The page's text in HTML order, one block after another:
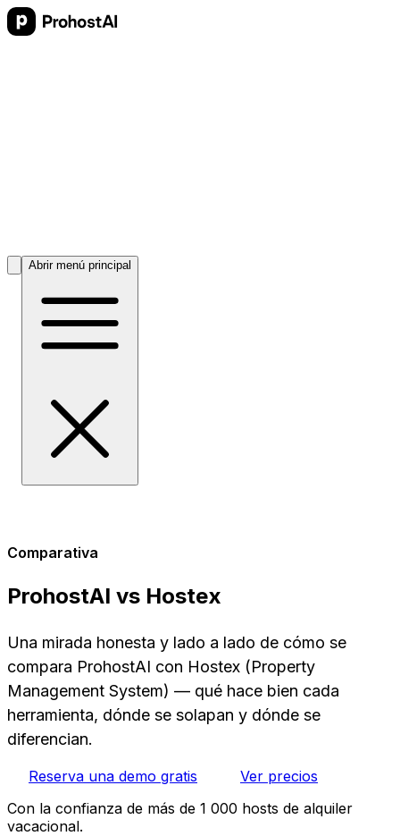
Abrir menú principal
Comparativa
ProhostAI vs Hostex
Una mirada honesta y lado a lado de cómo se
compara ProhostAI con Hostex (Property
Management System) — qué hace bien cada
herramienta, dónde se solapan y dónde se
diferencian.
Reserva una demo gratis
Ver precios
Con la confianza de más de 1 000 hosts de alquiler
vacacional.